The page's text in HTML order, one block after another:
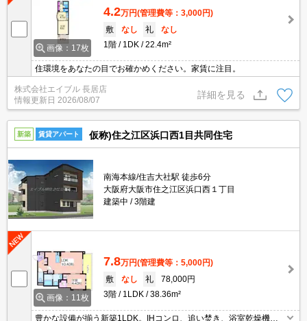
画像：17枚
4.2万円(管理費等：3,000円)
敷
なし 礼
なし
1階
1DK 22.4m²
住環境をあなたの目でお確かめください。家賃に注目。
株式会社エイブル 長居店
情報更新日 2026/08/07
詳細を見る
新築 賃貸アパート 仮称)住之江区浜口西1目共同住宅
南海本線/住吉大社駅 徒歩6分
大阪府大阪市住之江区浜口西１丁目
建築中
3階建
画像：11枚
7.8万円(管理費等：5,000円)
敷
なし 礼
78,000円
3階
1LDK 38.36m²
豊かな設備が揃う新築1LDK。IHコンロ、追い焚き、浴室乾燥機、